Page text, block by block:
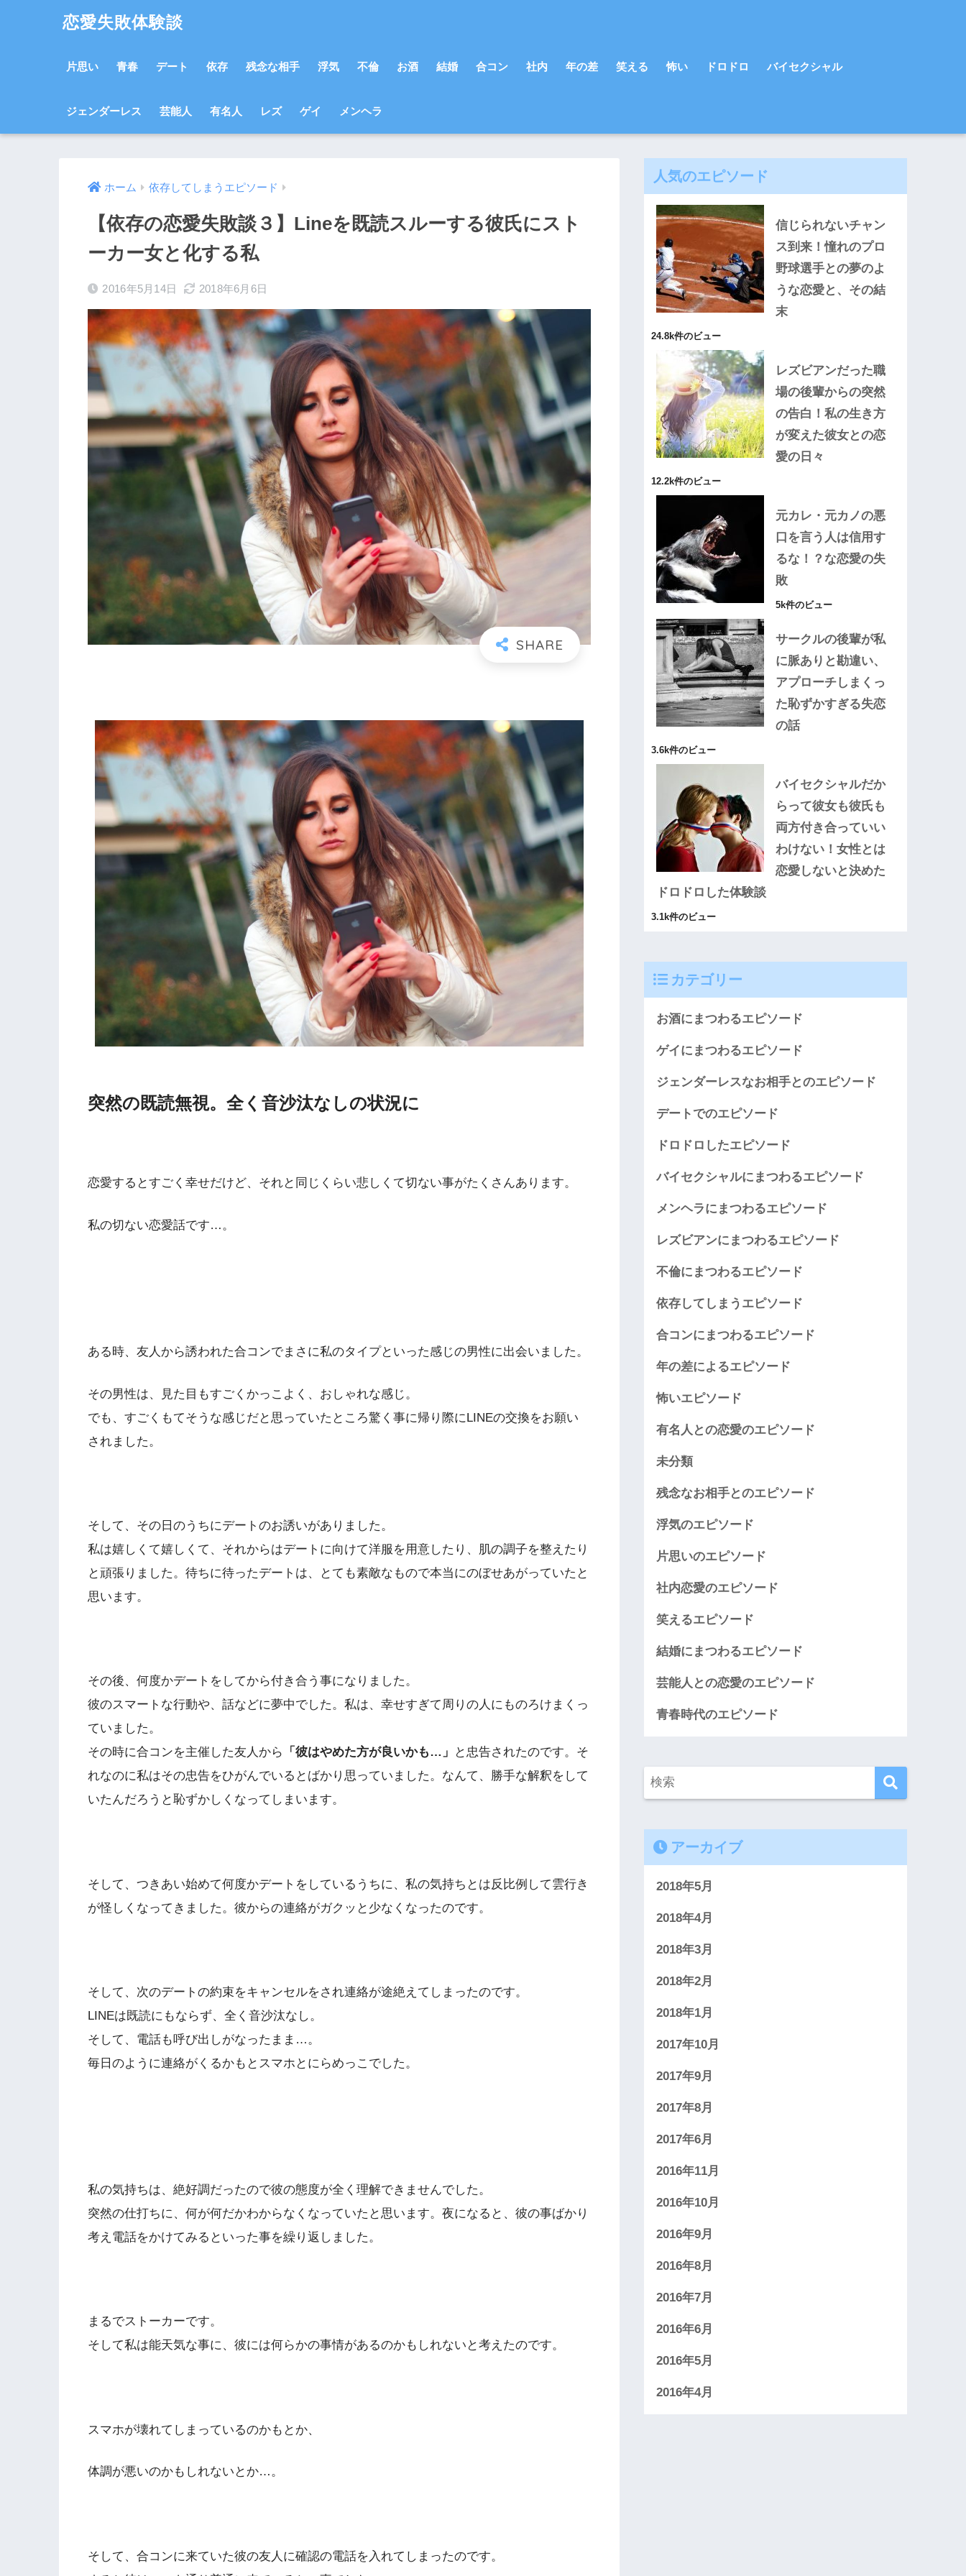
恋愛失敗体験談
片思い 青春 デート 依存 残念な相手 浮気 不倫 お酒 結婚 合コン 社内 年の差 笑える 怖い ドロドロ バイセクシャル
ジェンダーレス 芸能人 有名人 レズ ゲイ メンヘラ
ホーム 依存してしまうエピソード
【依存の恋愛失敗談３】Lineを既読スルーする彼氏にスト
ーカー女と化する私
2016年5月14日 2018年6月6日
突然の既読無視。全く音沙汰なしの状況に
恋愛するとすごく幸せだけど、それと同じくらい悲しくて切ない事がたくさんあります。
私の切ない恋愛話です…。
ある時、友人から誘われた合コンでまさに私のタイプといった感じの男性に出会いました。
その男性は、見た目もすごくかっこよく、おしゃれな感じ。
でも、すごくもてそうな感じだと思っていたところ驚く事に帰り際にLINEの交換をお願い
されました。
そして、その日のうちにデートのお誘いがありました。
私は嬉しくて嬉しくて、それからはデートに向けて洋服を用意したり、肌の調子を整えたり
と頑張りました。待ちに待ったデートは、とても素敵なもので本当にのぼせあがっていたと
思います。
その後、何度かデートをしてから付き合う事になりました。
彼のスマートな行動や、話などに夢中でした。私は、幸せすぎて周りの人にものろけまくっ
ていました。
その時に合コンを主催した友人から
「彼はやめた方が良いかも…」
と忠告されたのです。そ
れなのに私はその忠告をひがんでいるとばかり思っていました。なんて、勝手な解釈をして
いたんだろうと恥ずかしくなってしまいます。
そして、つきあい始めて何度かデートをしているうちに、私の気持ちとは反比例して雲行き
が怪しくなってきました。彼からの連絡がガクッと少なくなったのです。
そして、次のデートの約束をキャンセルをされ連絡が途絶えてしまったのです。
LINEは既読にもならず、全く音沙汰なし。
そして、電話も呼び出しがなったまま…。
毎日のように連絡がくるかもとスマホとにらめっこでした。
私の気持ちは、絶好調だったので彼の態度が全く理解できませんでした。
突然の仕打ちに、何が何だかわからなくなっていたと思います。夜になると、彼の事ばかり
考え電話をかけてみるといった事を繰り返しました。
まるでストーカーです。
そして私は能天気な事に、彼には何らかの事情があるのかもしれないと考えたのです。
スマホが壊れてしまっているのかもとか、
体調が悪いのかもしれないとか…。
そして、合コンに来ていた彼の友人に確認の電話を入れてしまったのです。
人気のエピソード
信じられないチャン
ス到来！憧れのプロ
野球選手との夢のよ
うな恋愛と、その結
末
24.8k件のビュー
レズビアンだった職
場の後輩からの突然
の告白！私の生き方
が変えた彼女との恋
愛の日々
12.2k件のビュー
元カレ・元カノの悪
口を言う人は信用す
るな！？な恋愛の失
敗
5k件のビュー
サークルの後輩が私
に脈ありと勘違い、
アプローチしまくっ
た恥ずかすぎる失恋
の話
3.6k件のビュー
バイセクシャルだか
らって彼女も彼氏も
両方付き合っていい
わけない！女性とは
恋愛しないと決めた
ドロドロした体験談
3.1k件のビュー
カテゴリー
お酒にまつわるエピソード
ゲイにまつわるエピソード
ジェンダーレスなお相手とのエピソード
デートでのエピソード
ドロドロしたエピソード
バイセクシャルにまつわるエピソード
メンヘラにまつわるエピソード
レズビアンにまつわるエピソード
不倫にまつわるエピソード
依存してしまうエピソード
合コンにまつわるエピソード
年の差によるエピソード
怖いエピソード
有名人との恋愛のエピソード
未分類
残念なお相手とのエピソード
浮気のエピソード
片思いのエピソード
社内恋愛のエピソード
笑えるエピソード
結婚にまつわるエピソード
芸能人との恋愛のエピソード
青春時代のエピソード
アーカイブ
2018年5月
2018年4月
2018年3月
2018年2月
2018年1月
2017年10月
2017年9月
2017年8月
2017年6月
2016年11月
2016年10月
2016年9月
2016年8月
2016年7月
2016年6月
2016年5月
2016年4月